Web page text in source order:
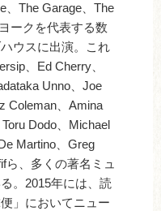
、The Garage、The
ークを代表する数
ウスに出演。これ
、Ed Cherry、
Unno、Joe
Coleman、Amina
Dodo、Michael
Martino、Greg
ら、多くの著名ミュ
。2015年には、読
」においてニュー